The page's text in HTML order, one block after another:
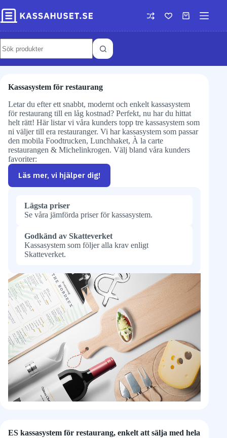
Kassasystem för restaurang
Letar du efter ett snabbt, modernt och enkelt kassasystem
för restaurang till en låg kostnad? Perfekt, nu har du hittat
helt rätt! Här listar vi våra kunders topp tre kassasystem som
ni väljer till era restauranger. Vi har kassasystem som passar
den mobila Foodtrucken, Lunchhaket, À la carte
restaurangen & Michelinkrogen. Välj bland våra kunders
favoriter:
Läs mer, vi hjälper dig!
Lägsta priser
Se våra jämförda priser för kassasystem.
Godkänd av Skatteverket
Kassasystem som följer alla krav enligt
Skatteverket.
ES kassasystem för restaurang, enkelt att sälja med hela